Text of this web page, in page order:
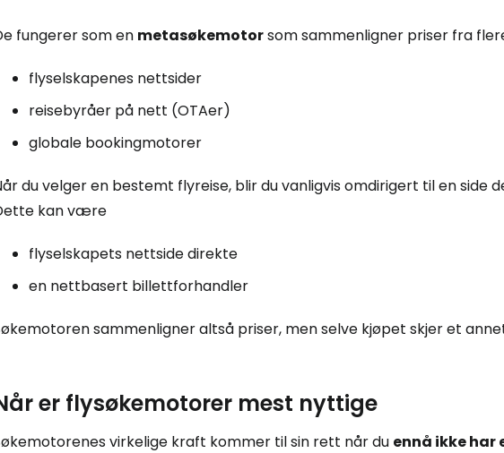
fungerer som en metasøkemotorsom sammenligner priser fra
flyselskapenes nettsider
reisebyråer på nett (OTAer)
globale bookingmotorer
du velger en bestemt flyreise, blir du vanligvis omdirigert til en side
kan være
flyselskapets nettside direkte
en nettbasert billettforhandler
sammenligner altså priser, men selve kjøpet skjer et
er flysøkemotorer mest nyttige
virkelige kraft kommer til sin rett når du ennå ikke har